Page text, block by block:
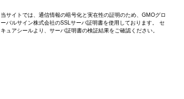
当サイトでは、通信情報の暗号化と実在性の証明のため、GMOグロ
ーバルサイン株式会社のSSLサーバ証明書を使用しております。 セ
キュアシールより、サーバ証明書の検証結果をご確認ください。